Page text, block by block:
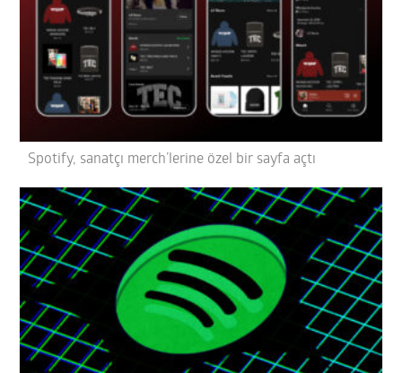
Spotify, sanatçı merch’lerine özel bir sayfa açtı